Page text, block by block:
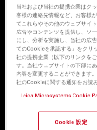
当社および当社の提携企業はク
客様の連絡先情報など、お客様
てこれらやその他のウェブサイ
広告やコンテンツを提供し、ソ
にし、分析を実施し、当社の広
てのCookieを承認する」をクリ
社の提携企業（以下のリンクを
す。当社ウェブサイトの下部に
内容を変更することができます
社のCookieに関する通知をお読
Leica Microsystems Cookie
Cookie 設定